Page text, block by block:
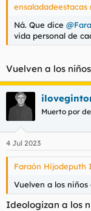
ensaladadeestacas
Ná. Que dice
vida personal de
Vuelven a los
Muerto por
4 Jul 2023
Faraón Hijodeputh
Vuelven a los niños
Ideologizan a los